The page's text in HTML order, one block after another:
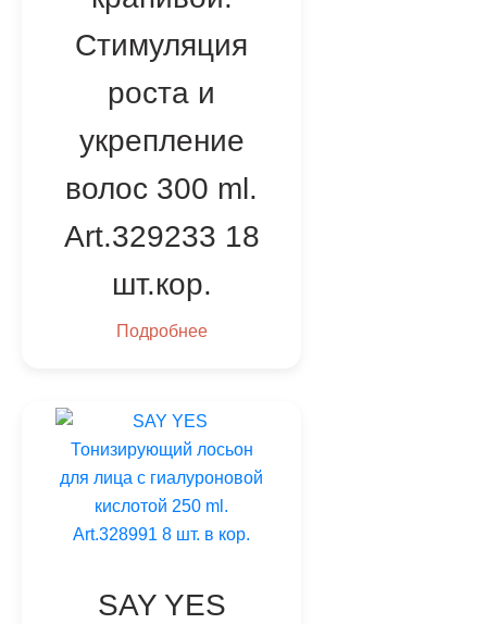
Стимуляция
роста и
укрепление
волос 300 ml.
Art.329233 18
шт.кор.
Подробнее
SAY YES